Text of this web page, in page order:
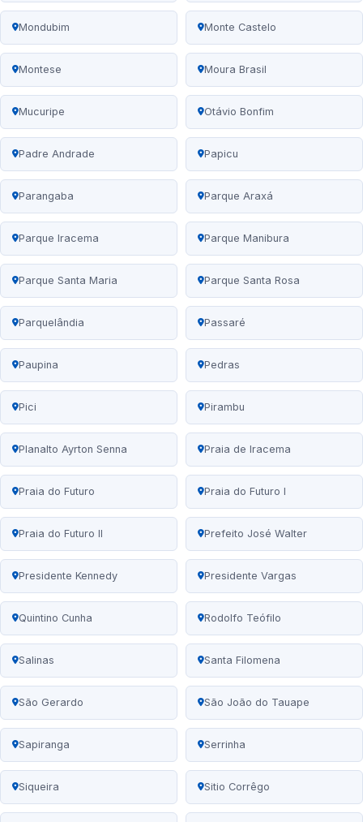
Mondubim Monte Castelo
Montese Moura Brasil
Mucuripe Otávio Bonfim
Padre Andrade Papicu
Parangaba Parque Araxá
Parque Iracema Parque Manibura
Parque Santa Maria Parque Santa Rosa
Parquelândia Passaré
Paupina Pedras
Pici Pirambu
Planalto Ayrton Senna Praia de Iracema
Praia do Futuro Praia do Futuro I
Praia do Futuro II Prefeito José Walter
Presidente Kennedy Presidente Vargas
Quintino Cunha Rodolfo Teófilo
Salinas Santa Filomena
São Gerardo São João do Tauape
Sapiranga Serrinha
Siqueira Sitio Corrêgo